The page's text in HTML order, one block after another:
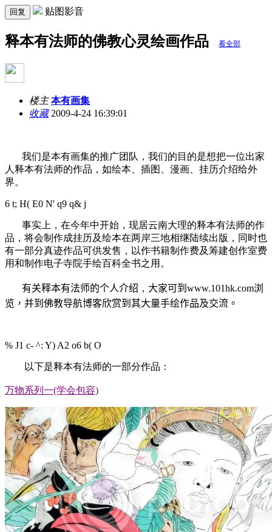
回复 贴图影音
释本有法师的佛教心灵绘画作品 看全部
楼主 本有画集
收藏2009-4-24 16:39:01
我们是本有画集的推广团队，我们的目的是想把一位出家
人释本有法师的作品，如绘本、插图、漫画、挂历介绍给外
界。
6 t; H( E0 N' q9 q& j
事实上，在今年中开始，现居云南大理的释本有法师的作
品，将会制作成挂历及绘本在两岸三地相继陆续出版，同时也
有一部分真迹作品可供发售，以作书籍制作费及筹建创作室费
用和制作电子寺院手绘百科全书之用。
有关释本有法师的个人介绍 ， 大家可到 www.101hk.com浏
览，并到佛教导航博客欣赏到其大量手绘作品及交流。
% J1 c- ^: Y) A2 o6 b( O
以下是释本有法师的一部分作品：
万物系列一(学会包容)